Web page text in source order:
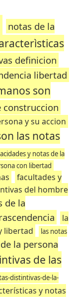
notas de la
definicion
libertad
son
construccion
y su accion
las notas
y notas de la
con libertad
facultades y
del hombre
de la
la
libertad
las notas
la persona
de las
distintivas-de-la-
y notas